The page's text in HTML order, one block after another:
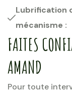
Lubrification
mécanisme :
FAITES
AMAND
Pour toute